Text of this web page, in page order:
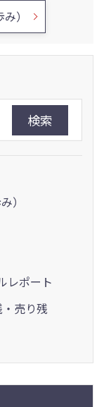
）
検索
）
レポート
売り残